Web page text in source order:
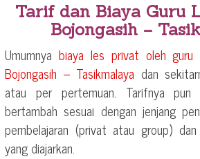
Tarif dan Biaya Guru
Bojongasih –
Umumnya biaya les privat oleh
Bojongasih – Tasikmalaya dan
atau per pertemuan. Tarifnya pun
bertambah sesuai dengan jenjang
pembelajaran (privat atau group)
yang diajarkan.